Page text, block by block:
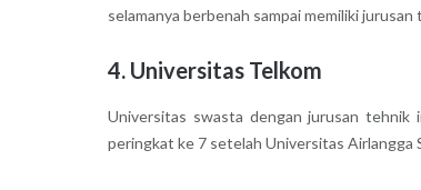
selamanya berbenah sampai memiliki
4. Universitas Telkom
Universitas swasta dengan jurusan tehnik
peringkat ke 7 setelah Universitas Airlangga